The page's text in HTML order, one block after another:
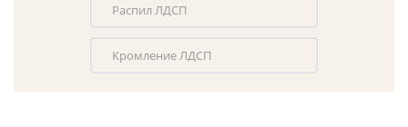
Распил ЛДСП
Кромление ЛДСП